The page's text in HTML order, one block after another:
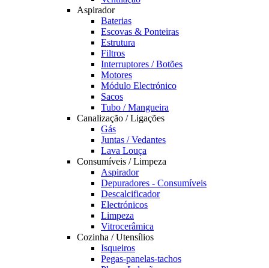
Aspirador
Baterias
Escovas & Ponteiras
Estrutura
Filtros
Interruptores / Botões
Motores
Módulo Electrónico
Sacos
Tubo / Mangueira
Canalização / Ligações
Gás
Juntas / Vedantes
Lava Louça
Consumíveis / Limpeza
Aspirador
Depuradores - Consumíveis
Descalcificador
Electrónicos
Limpeza
Vitrocerâmica
Cozinha / Utensílios
Isqueiros
Pegas-panelas-tachos